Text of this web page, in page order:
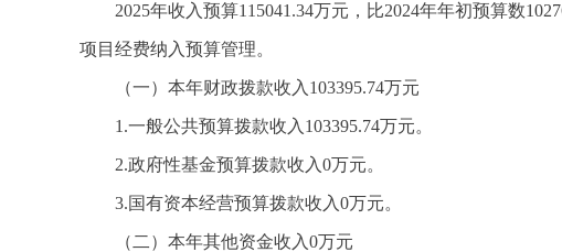
2025年收入预算115041.34万元，比2024年年初预算数
项目经费纳入预算管理。
（一）本年财政拨款收入103395.74万元
1.一般公共预算拨款收入103395.74万元。
2.政府性基金预算拨款收入0万元。
3.国有资本经营预算拨款收入0万元。
（二）本年其他资金收入0万元